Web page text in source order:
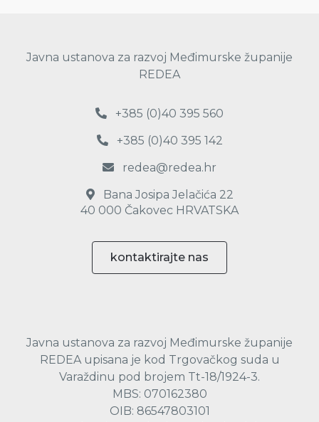
Javna ustanova za razvoj Međimurske županije
REDEA
+385 (0)40 395 560
+385 (0)40 395 142
redea@redea.hr
Bana Josipa Jelačića 22
40 000 Čakovec HRVATSKA
kontaktirajte nas
Javna ustanova za razvoj Međimurske županije
REDEA upisana je kod Trgovačkog suda u
Varaždinu pod brojem Tt-18/1924-3.
MBS: 070162380
OIB: 86547803101